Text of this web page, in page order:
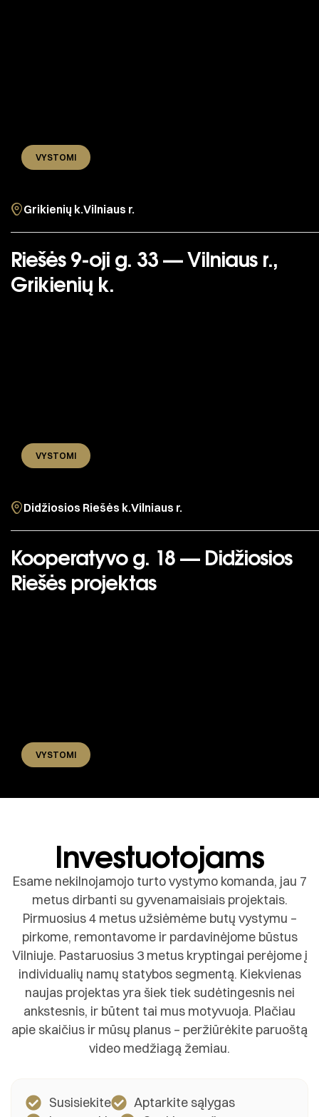
VYSTOMI
Grikienių k.Vilniaus r.
Riešės 9-oji g. 33 — Vilniaus r.,
Grikienių k.
VYSTOMI
Didžiosios Riešės k.Vilniaus r.
Kooperatyvo g. 18 — Didžiosios
Riešės projektas
VYSTOMI
Investuotojams
Esame nekilnojamojo turto vystymo komanda, jau 7
metus dirbanti su gyvenamaisiais projektais.
Pirmuosius 4 metus užsiėmėme butų vystymu –
pirkome, remontavome ir pardavinėjome būstus
Vilniuje. Pastaruosius 3 metus kryptingai perėjome į
individualių namų statybos segmentą. Kiekvienas
naujas projektas yra šiek tiek sudėtingesnis nei
ankstesnis, ir būtent tai mus motyvuoja. Plačiau
apie skaičius ir mūsų planus – peržiūrėkite paruoštą
video medžiagą žemiau.
Susisiekite
Aptarkite sąlygas